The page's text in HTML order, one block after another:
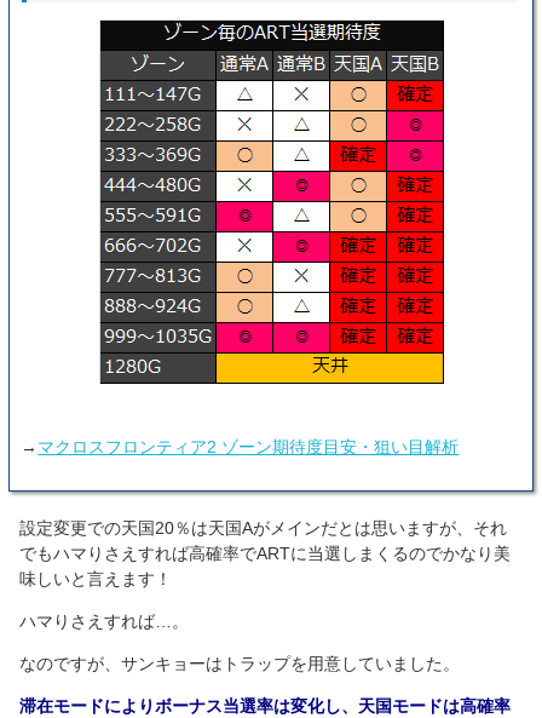
→ マクロスフロンティア2 ゾーン期待度目安・狙い目解析
設定変更での天国20％は天国Aがメインだとは思いますが、それ
でもハマりさえすれば高確率でARTに当選しまくるのでかなり美
味しいと言えます！
ハマりさえすれば…。
なのですが、サンキョーはトラップを用意していました。
滞在モードによりボーナス当選率は変化し、天国モードは高確率